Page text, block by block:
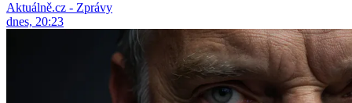
Aktuálně.cz - Zprávy
dnes, 20:23